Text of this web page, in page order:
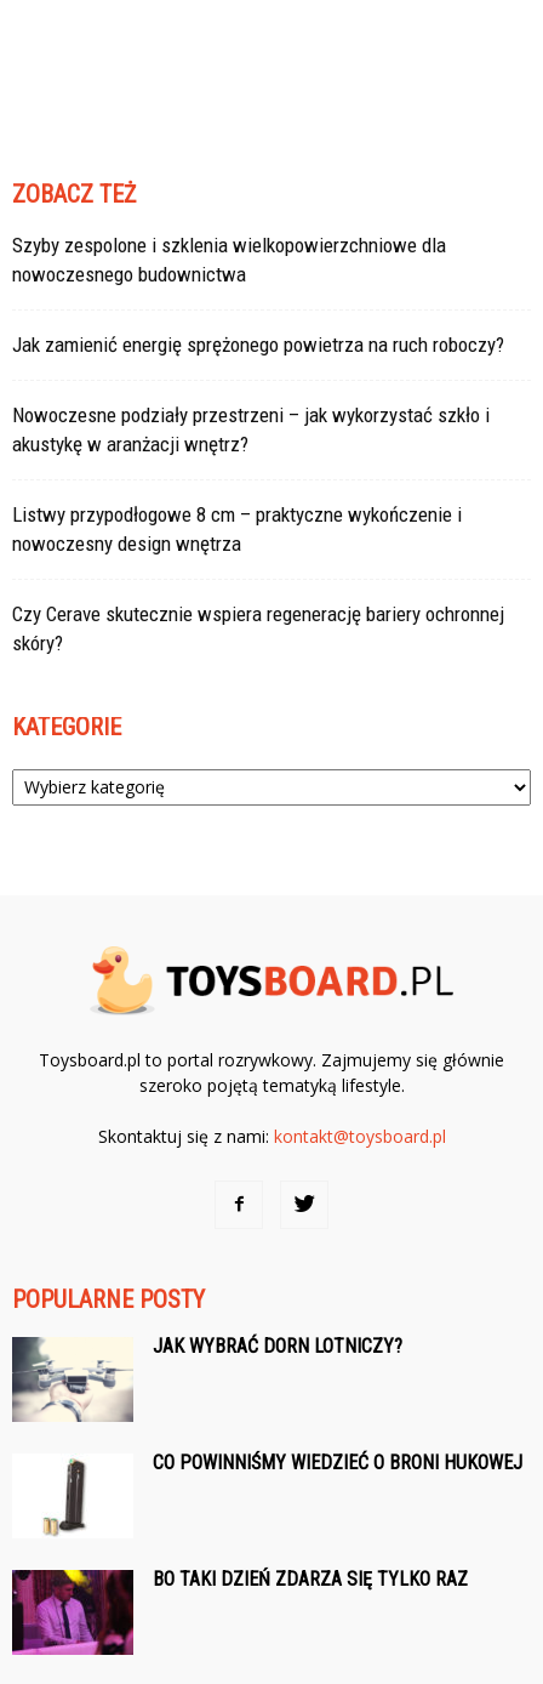
ZOBACZ TEŻ
Szyby zespolone i szklenia wielkopowierzchniowe dla
nowoczesnego budownictwa
Jak zamienić energię sprężonego powietrza na ruch roboczy?
Nowoczesne podziały przestrzeni – jak wykorzystać szkło i
akustykę w aranżacji wnętrz?
Listwy przypodłogowe 8 cm – praktyczne wykończenie i
nowoczesny design wnętrza
Czy Cerave skutecznie wspiera regenerację bariery ochronnej
skóry?
KATEGORIE
Kategorie
Toysboard.pl to portal rozrywkowy. Zajmujemy się głównie
szeroko pojętą tematyką lifestyle.
Skontaktuj się z nami: kontakt@toysboard.pl
POPULARNE POSTY
JAK WYBRAĆ DORN LOTNICZY?
CO POWINNIŚMY WIEDZIEĆ O BRONI HUKOWEJ
BO TAKI DZIEŃ ZDARZA SIĘ TYLKO RAZ